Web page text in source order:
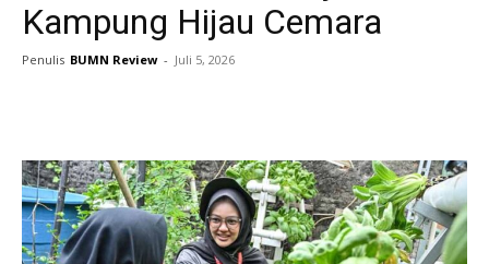
Kampung Hijau Cemara
Penulis BUMN Review - Juli 5, 2026